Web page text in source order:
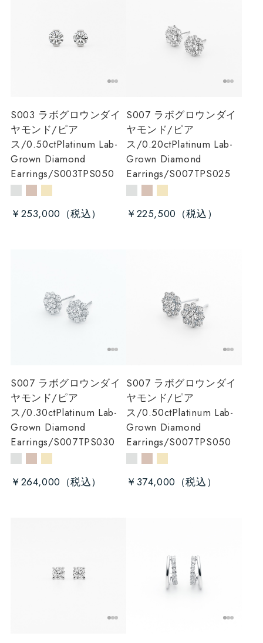
S003 ラボグロウンダイ
ヤモンド/ピア
ス/0.50ctPlatinum Lab-
Grown Diamond
Earrings/S003TPS050
￥253,000
S007 ラボグロウンダイ
ヤモンド/ピア
ス/0.20ctPlatinum Lab-
Grown Diamond
Earrings/S007TPS025
￥225,500
S007 ラボグロウンダイ
ヤモンド/ピア
ス/0.30ctPlatinum Lab-
Grown Diamond
Earrings/S007TPS030
￥264,000
S007 ラボグロウンダイ
ヤモンド/ピア
ス/0.50ctPlatinum Lab-
Grown Diamond
Earrings/S007TPS050
￥374,000